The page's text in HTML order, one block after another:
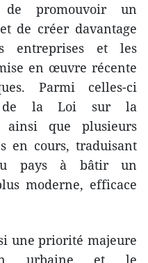
promouvoir un
de créer davantage
entreprises et les
en œuvre récente
Parmi celles-ci
de la Loi sur la
ainsi que plusieurs
en cours, traduisant
pays à bâtir un
moderne, efficace
une priorité majeure
urbaine et le